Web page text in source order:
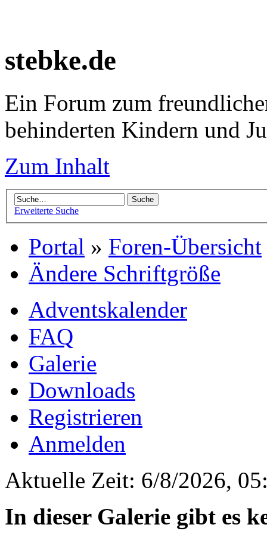
stebke.de
Ein Forum zum
behinderten Kindern und
Zum Inhalt
Erweiterte Suche
Portal » Foren-Übersicht
Ändere Schriftgröße
Adventskalender
FAQ
Galerie
Downloads
Registrieren
Anmelden
Aktuelle Zeit: 6/8/2026,
In dieser Galerie gibt es